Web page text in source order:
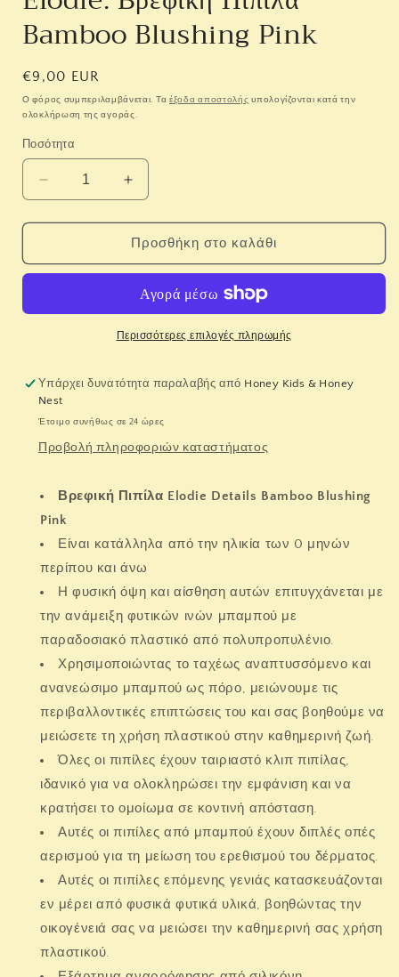
Bamboo Blushing Pink
Κανονική
τιμή
€9,00 EUR
Ο φόρος συμπεριλαμβάνεται. Τα έξοδα αποστολής υπολογίζονται κατά την
ολοκλήρωση της αγοράς.
Ποσότητα
Μείωση
ποσότητας
για
Βρεφική
Blushing
Αύξηση
ποσότητας
για
Elodie.
Βρεφική
Bamboo
Blushing
Pink
Προσθήκη στο καλάθι
Περισσότερες επιλογές πληρωμής
Υπάρχει δυνατότητα παραλαβής από Honey Kids & Honey
Nest
Έτοιμο συνήθως σε 24 ώρες
Προβολή πληροφοριών καταστήματος
Βρεφική Πιπίλα Elodie Details Bamboo Blushing
Pink
Είναι κατάλληλα από την ηλικία των 0 μηνών
περίπου και άνω
Η φυσική όψη και αίσθηση αυτών επιτυγχάνεται με
την ανάμειξη φυτικών ινών μπαμπού με
παραδοσιακό πλαστικό από πολυπροπυλένιο.
Χρησιμοποιώντας το ταχέως αναπτυσσόμενο και
ανανεώσιμο μπαμπού ως πόρο, μειώνουμε τις
περιβαλλοντικές επιπτώσεις του και σας βοηθούμε να
μειώσετε τη χρήση πλαστικού στην καθημερινή ζωή.
Όλες οι πιπίλες έχουν ταιριαστό κλιπ πιπίλας,
ιδανικό για να ολοκληρώσει την εμφάνιση και να
κρατήσει το ομοίωμα σε κοντινή απόσταση.
Αυτές οι πιπίλες από μπαμπού έχουν διπλές οπές
αερισμού για τη μείωση του ερεθισμού του δέρματος.
Αυτές οι πιπίλες επόμενης γενιάς κατασκευάζονται
εν μέρει από φυσικά φυτικά υλικά, βοηθώντας την
οικογένειά σας να μειώσει την καθημερινή σας χρήση
πλαστικού.